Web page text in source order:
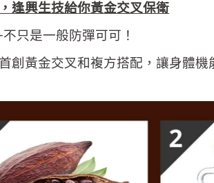
逢興生技給你黃金交叉保衛
不只是一般防彈可可！
創黃金交叉和複方搭配，讓身體